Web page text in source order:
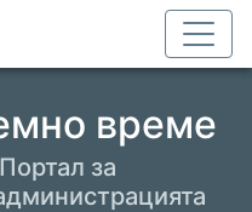
време
за